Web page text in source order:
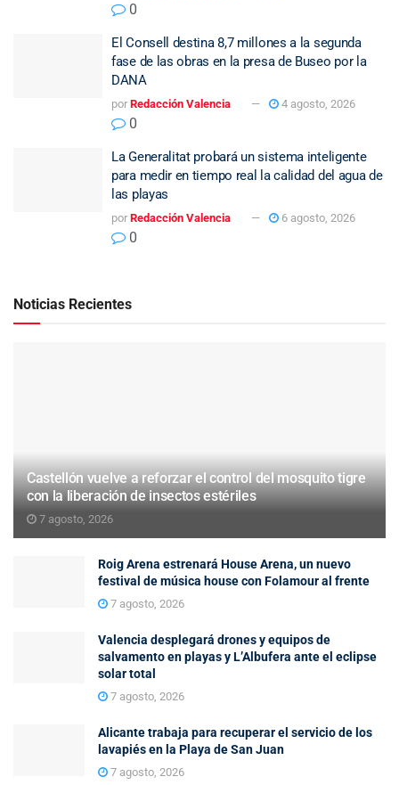
0
El Consell destina 8,7 millones a la segunda
fase de las obras en la presa de Buseo por la
DANA
por Redacción Valencia 4 agosto, 2026
0
La Generalitat probará un sistema inteligente
para medir en tiempo real la calidad del agua de
las playas
por Redacción Valencia 6 agosto, 2026
0
Noticias Recientes
Castellón vuelve a reforzar el control del mosquito tigre
con la liberación de insectos estériles
7 agosto, 2026
Roig Arena estrenará House Arena, un nuevo
festival de música house con Folamour al frente
7 agosto, 2026
Valencia desplegará drones y equipos de
salvamento en playas y L’Albufera ante el eclipse
solar total
7 agosto, 2026
Alicante trabaja para recuperar el servicio de los
lavapiés en la Playa de San Juan
7 agosto, 2026